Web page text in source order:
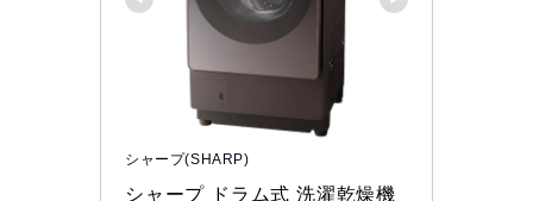
シャープ(SHARP)
シャープ ドラム式 洗濯乾燥機